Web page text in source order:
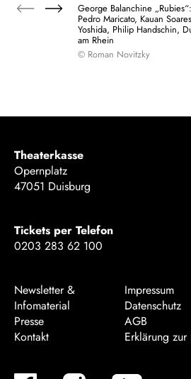
George Balanchine „Rubies“:
Pedro Maricato, Kauan
Yoshida, Philip Handschin,
am Rhein
© Roman Novitzky
Theaterkasse
Opernplatz
47051 Duisburg
Tickets per Telefon
0203 283 62 100
Newsletter &
Infomaterial
Presse
Kontakt
Impressum
Datenschutz
AGB
Erklärung